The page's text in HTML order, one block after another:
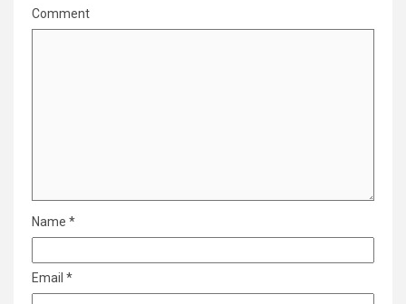
Comment
Name *
Email *